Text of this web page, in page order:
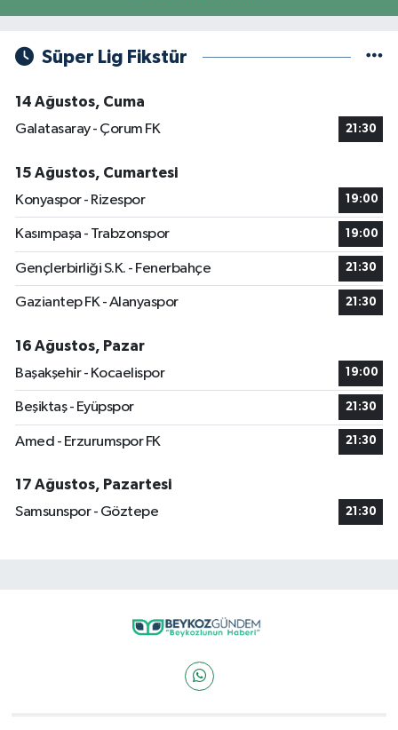
Süper Lig Fikstür
14 Ağustos, Cuma
Galatasaray - Çorum FK
21:30
15 Ağustos, Cumartesi
Konyaspor - Rizespor
19:00
Kasımpaşa - Trabzonspor 19:00
Gençlerbirliği S.K. - Fenerbahçe 21:30
Gaziantep FK - Alanyaspor 21:30
16 Ağustos, Pazar
Başakşehir - Kocaelispor
19:00
Beşiktaş - Eyüpspor 21:30
Amed - Erzurumspor FK 21:30
17 Ağustos, Pazartesi
Samsunspor - Göztepe
21:30